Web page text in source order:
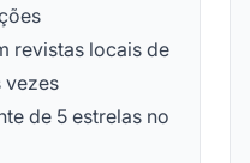
revistas locais de
vezes
de 5 estrelas no